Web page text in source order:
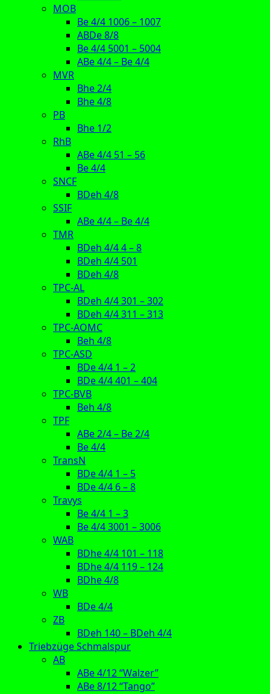
MOB
Be 4/4 1006 – 1007
ABDe 8/8
Be 4/4 5001 – 5004
ABe 4/4 – Be 4/4
MVR
Bhe 2/4
Bhe 4/8
PB
Bhe 1/2
RhB
ABe 4/4 51 – 56
Be 4/4
SNCF
BDeh 4/8
SSIF
ABe 4/4 – Be 4/4
TMR
BDeh 4/4 4 – 8
BDeh 4/4 501
BDeh 4/8
TPC-AL
BDeh 4/4 301 – 302
BDeh 4/4 311 – 313
TPC-AOMC
Beh 4/8
TPC-ASD
BDe 4/4 1 – 2
BDe 4/4 401 – 404
TPC-BVB
Beh 4/8
TPF
ABe 2/4 – Be 2/4
Be 4/4
TransN
BDe 4/4 1 – 5
BDe 4/4 6 – 8
Travys
Be 4/4 1 – 3
Be 4/4 3001 – 3006
WAB
BDhe 4/4 101 – 118
BDhe 4/4 119 – 124
BDhe 4/8
WB
BDe 4/4
ZB
BDeh 140 – BDeh 4/4
Triebzüge Schmalspur
AB
ABe 4/12 “Walzer”
ABe 8/12 “Tango”